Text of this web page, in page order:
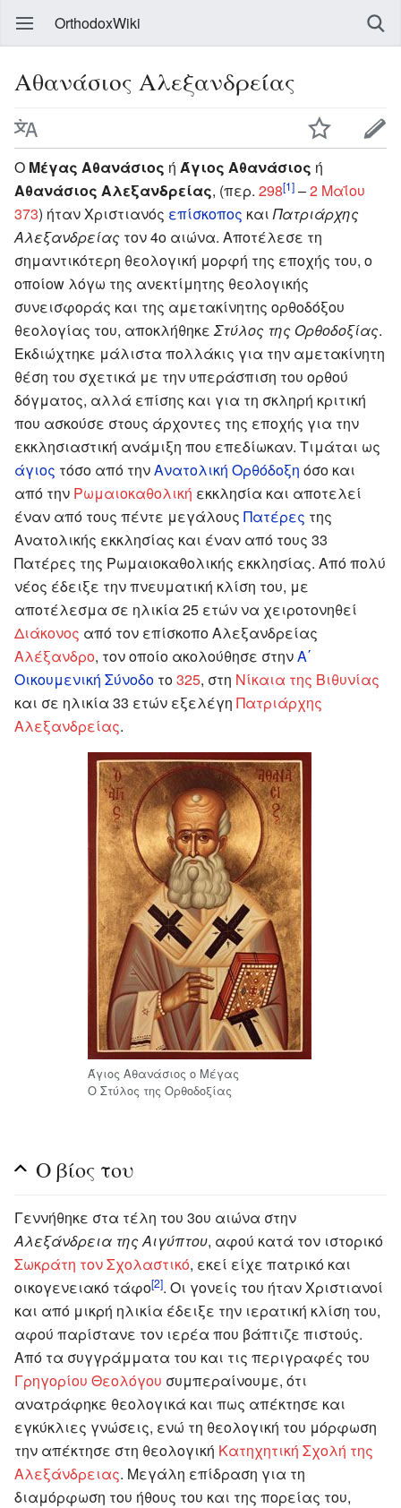
OrthodoxWiki
Αθανάσιος Αλεξανδρείας
Ο Μέγας Αθανάσιος ή Άγιος Αθανάσιος ή
Αθανάσιος Αλεξανδρείας, (περ. 298[1] –2 Μαΐου
373) ήταν Χριστιανός επίσκοπος και Πατριάρχης
Αλεξανδρείας τον 4ο αιώνα. Αποτέλεσε τη
σημαντικότερη θεολογική μορφή της εποχής του, o
οποίow λόγω της ανεκτίμητης θεολογικής
συνεισφοράς και της αμετακίνητης ορθοδόξου
θεολογίας του, αποκλήθηκε Στύλος της Ορθοδοξίας.
Εκδιώχτηκε μάλιστα πολλάκις για την αμετακίνητη
θέση του σχετικά με την υπεράσπιση του ορθού
δόγματος, αλλά επίσης και για τη σκληρή κριτική
που ασκούσε στους άρχοντες της εποχής για την
εκκλησιαστική ανάμιξη που επεδίωκαν. Τιμάται ως
άγιος τόσο από τηνΑνατολική Ορθόδοξη όσο και
από την Ρωμαιοκαθολική εκκλησία και αποτελεί
έναν από τους πέντε μεγάλους Πατέρες της
Ανατολικής εκκλησίας και έναν από τους 33
Πατέρες της Ρωμαιοκαθολικής εκκλησίας. Από πολύ
νέος έδειξε την πνευματική κλίση του, με
αποτέλεσμα σε ηλικία 25 ετών να χειροτονηθεί
Διάκονος από τον επίσκοπο Αλεξανδρείας
Αλέξανδρο, τον οποίο ακολούθησε στηνΑ΄
Οικουμενική Σύνοδο το325, στη Νίκαια της Βιθυνίας
και σε ηλικία 33 ετών εξελέγη Πατριάρχης
Αλεξανδρείας.
Άγιος Αθανάσιος ο Μέγας
Ο Στύλος της Ορθοδοξίας
Ο βίος του
Γεννήθηκε στα τέλη του 3ου αιώνα στην
Αλεξάνδρεια της Αιγύπτου, αφού κατά τον ιστορικό
Σωκράτη τον Σχολαστικό, εκεί είχε πατρικό και
οικογενειακό τάφο[2]. Οι γονείς του ήταν Χριστιανοί
και από μικρή ηλικία έδειξε την ιερατική κλίση του,
αφού παρίστανε τον ιερέα που βάπτιζε πιστούς.
Από τα συγγράμματα του και τις περιγραφές του
Γρηγορίου Θεολόγου συμπεραίνουμε, ότι
ανατράφηκε θεολογικά και πως απέκτησε και
εγκύκλιες γνώσεις, ενώ τη θεολογική του μόρφωση
την απέκτησε στη θεολογική Κατηχητική Σχολή της
Αλεξάνδρειας. Μεγάλη επίδραση για τη
διαμόρφωση του ήθους του και της πορείας του,